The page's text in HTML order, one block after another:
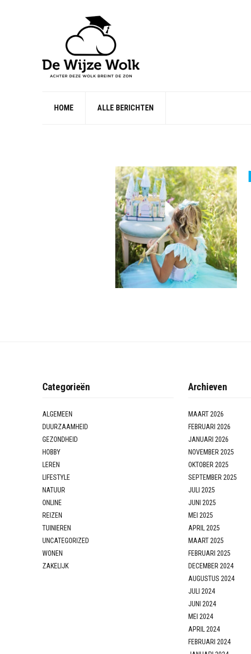
HOME ALLE BERICHTEN
Categorieën
ALGEMEEN
DUURZAAMHEID
GEZONDHEID
HOBBY
LEREN
LIFESTYLE
NATUUR
ONLINE
REIZEN
TUINIEREN
UNCATEGORIZED
WONEN
ZAKELIJK
Archieven
MAART 2026
FEBRUARI 2026
JANUARI 2026
NOVEMBER 2025
OKTOBER 2025
SEPTEMBER 2025
JULI 2025
JUNI 2025
MEI 2025
APRIL 2025
MAART 2025
FEBRUARI 2025
DECEMBER 2024
AUGUSTUS 2024
JULI 2024
JUNI 2024
MEI 2024
APRIL 2024
FEBRUARI 2024